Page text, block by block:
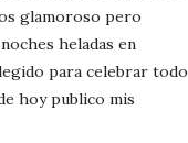
glamoroso pero
heladas en
para celebrar todo
hoy publico mis